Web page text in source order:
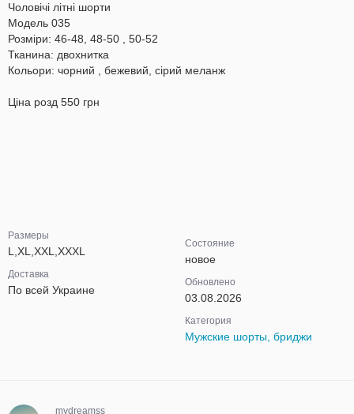
Чоловічі літні шорти
Модель 035
Розміри: 46-48, 48-50 , 50-52
Тканина: двохнитка
Кольори: чорний , бежевий, сірий меланж
Ціна розд 550 грн
Размеры
L,XL,XXL,XXXL
Доставка
По всей Украине
Состояние
новое
Обновлено
03.08.2026
Категория
Мужские шорты, бриджи
mydreamss